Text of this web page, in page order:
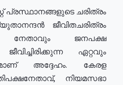
പ്രസ്ഥാനങ്ങളുടെ ചരിത്രം
ജീവിതചരിത്രം
നേതാവും ജനപക്ഷ
ഏറ്റവും
അദ്ദേഹം. കേരള
നിയമസഭാ